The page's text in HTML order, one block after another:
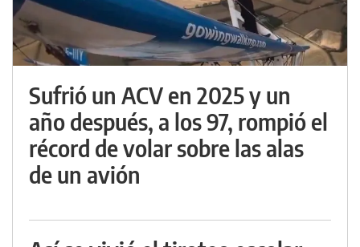
Sufrió un ACV en 2025 y un
año después, a los 97, rompió el
récord de volar sobre las alas
de un avión